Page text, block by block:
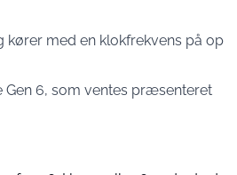
kører med en klokfrekvens på op
6, som ventes præsenteret